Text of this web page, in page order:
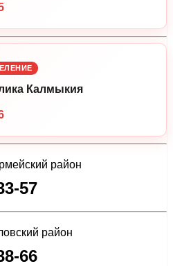
Калмыкия
район
57
район
66